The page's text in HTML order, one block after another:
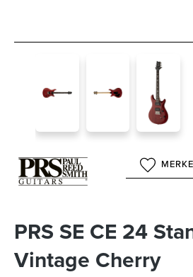
PRS SE CE 24
Vintage Cherry